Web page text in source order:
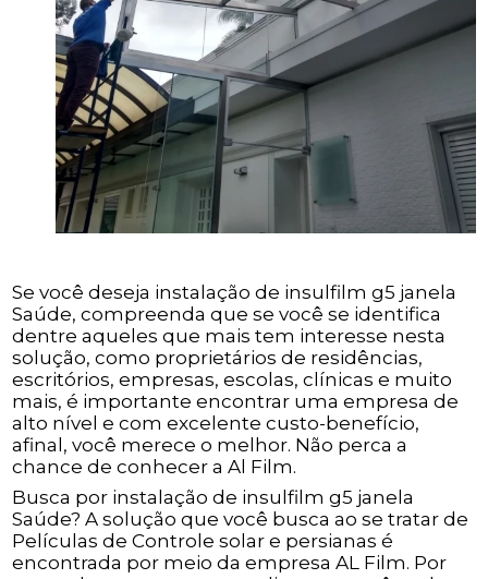
Se você deseja instalação de insulfilm g5 janela
Saúde, compreenda que se você se identifica
dentre aqueles que mais tem interesse nesta
solução, como proprietários de residências,
escritórios, empresas, escolas, clínicas e muito
mais, é importante encontrar uma empresa de
alto nível e com excelente custo-benefício,
afinal, você merece o melhor. Não perca a
chance de conhecer a Al Film.
Busca por instalação de insulfilm g5 janela
Saúde? A solução que você busca ao se tratar de
Películas de Controle solar e persianas é
encontrada por meio da empresa AL Film. Por